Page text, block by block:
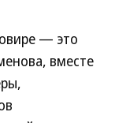
— это
вместе